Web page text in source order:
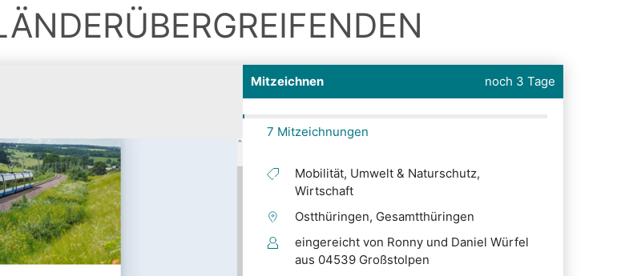
Mitzeichnen noch 3 Tage
7 Mitzeichnungen
Mobilität, Umwelt & Naturschutz,
Wirtschaft
Ostthüringen, Gesamtthüringen
eingereicht von Ronny und Daniel Würfel
aus 04539 Großstolpen